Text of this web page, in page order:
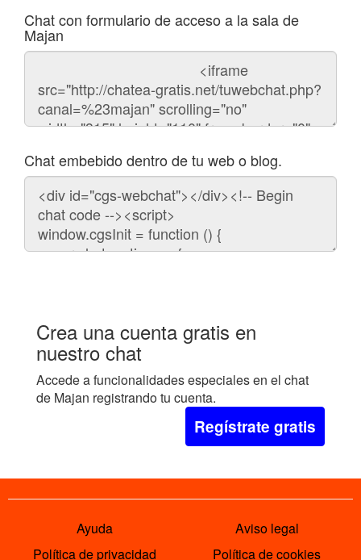
Chat con formulario de acceso a la sala de
Majan
Código
chat
Chat embebido dentro de tu web o blog.
Código
para
embeber
chat
Crea una cuenta gratis en
nuestro chat
Accede a funcionalidades especiales en el chat
de Majan registrando tu cuenta.
Regístrate gratis
Ayuda
Aviso legal
Política de privacidad
Política de cookies